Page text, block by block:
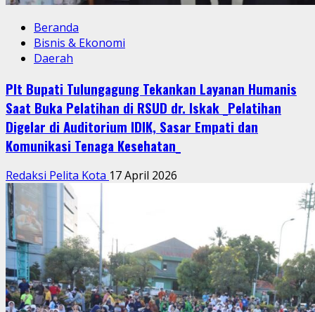
Beranda
Bisnis & Ekonomi
Daerah
Plt Bupati Tulungagung Tekankan Layanan Humanis
Saat Buka Pelatihan di RSUD dr. Iskak _Pelatihan
Digelar di Auditorium IDIK, Sasar Empati dan
Komunikasi Tenaga Kesehatan_
Redaksi Pelita Kota 17 April 2026